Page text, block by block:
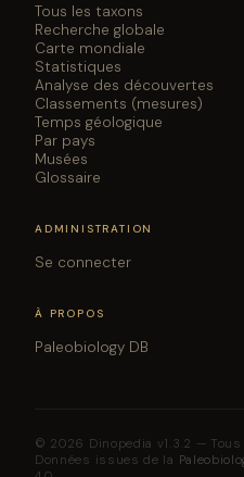
Tous les taxons
Recherche globale
Carte mondiale
Statistiques
Analyse des découvertes
Classements (mesures)
Temps géologique
Par pays
Musées
Glossaire
ADMINISTRATION
Se connecter
À PROPOS
Paleobiology DB
© 2026 Dinopedia v1.3.2 —
Données issues de la